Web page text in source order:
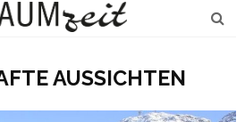
AUSSICHTEN